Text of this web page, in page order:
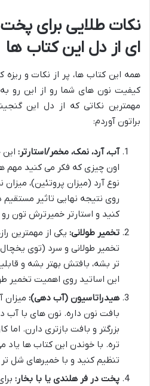
نکات طلایی برای
ای از دل این کتاب ها
همه این کتاب ها، پر از نکات و
کیفیت نون های شما رو از این رو به
مهمترین نکاتی که از دل این
براتون آوردم:
آب، آرد، نمک، مخمر/استارتر: این
اون چیزی که فکر می کنید
نوع آرد (میزان پروتئین)،
روی نتیجه نهایی تاثیر مستقیم
کنید و استارتر خمیرترش تون
تخمیر طولانی: یکی از مهمترین
تخمیر طولانی و سرد (توی
تر بشه، بافتش بهتر بشه و
این اساتید روی اهمیت تخمیر
هیدراتاسیون (آب دهی): میزان
بافت نون داره. نون های با آب
بزرگتر و بافت بازتری دارن.
تره. با خوندن این کتاب ها
تنظیم کنید و با خمیرهای شل تر
پخت در فر هلندی یا با بخار: